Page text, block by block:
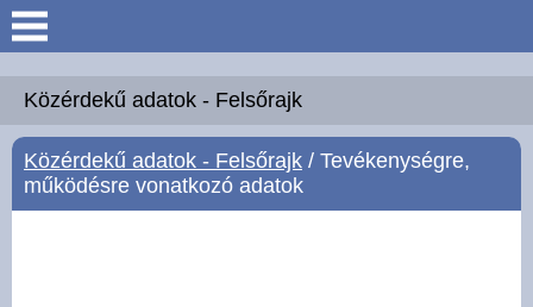
Keresés
Köszöntő
Hírek
Közérdekű adatok - Felsőrajk
Közérdekű adatok - Felsőrajk / Tevékenységre,
működésre vonatkozó adatok